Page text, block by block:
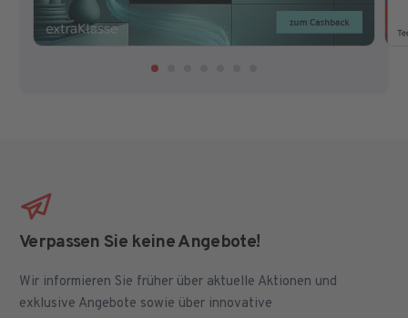
Verpassen Sie keine Angebote!
Wir informieren Sie früher über aktuelle Aktionen und
exklusive Angebote sowie über innovative